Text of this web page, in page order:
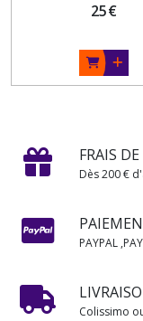
25€
FRAIS
Dès 200 €
PAYPAL
Colissimo